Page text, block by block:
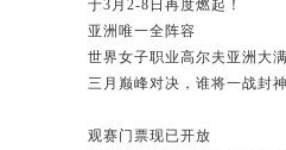
于3月2-8日再度燃起！
亚洲唯一全阵容
世界女子职业高尔夫亚洲大
三月巅峰对决，谁将一战封
观赛门票现已开放